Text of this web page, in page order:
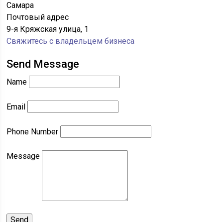
Самара
Почтовый адрес
9-я Кряжская улица, 1
Свяжитесь с владельцем бизнеса
Send Message
Name
Email
Phone Number
Message